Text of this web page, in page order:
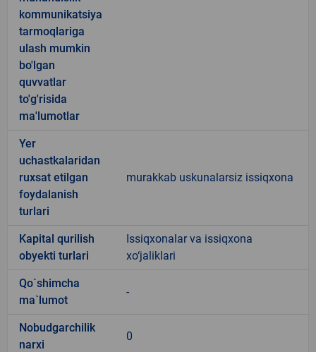
kommunikatsiya
tarmoqlariga
ulash mumkin
bo'lgan
quvvatlar
to'g'risida
ma'lumotlar
Yer
uchastkalaridan
ruxsat etilgan
foydalanish
turlari
murakkab uskunalarsiz issiqxona
Kapital qurilish
obyekti turlari
Issiqxonalar va issiqxona
xo‘jaliklari
Qo`shimcha
ma`lumot
-
Nobudgarchilik
narxi
0